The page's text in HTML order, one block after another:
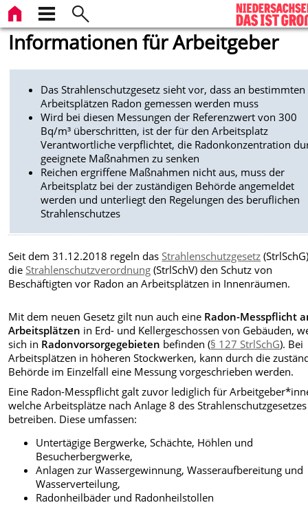
Informationen für Arbeitgeber
Das Strahlenschutzgesetz sieht vor, dass an bestimmten
Arbeitsplätzen Radon gemessen werden muss
Wird bei diesen Messungen der Referenzwert von 300
Bq/m³ überschritten, ist der für den Arbeitsplatz
Verantwortliche verpflichtet, die Radonkonzentration
geeignete Maßnahmen zu senken
Reichen ergriffene Maßnahmen nicht aus, muss der
Arbeitsplatz bei der zuständigen Behörde angemeldet
werden und unterliegt den Regelungen des beruflichen
Strahlenschutzes
Seit dem 31.12.2018 regeln dasStrahlenschutzgesetz
dieStrahlenschutzverordnung (StrlSchV) den Schutz von
Beschäftigten vor Radon an Arbeitsplätzen in Innenräumen.
Mit dem neuen Gesetz gilt nun auch eine Radon-Messpflicht
Arbeitsplätzen in Erd- und Kellergeschossen von Gebäuden,
sich in Radonvorsorgegebieten befinden (§ 127 StrlSchG). Bei
Arbeitsplätzen in höheren Stockwerken, kann durch die
Behörde im Einzelfall eine Messung vorgeschrieben werden.
Eine Radon-Messpflicht galt zuvor lediglich für
welche Arbeitsplätze nach Anlage 8 des Strahlenschutzgesetzes
betreiben. Diese umfassen:
Untertägige Bergwerke, Schächte, Höhlen und
Besucherbergwerke,
Anlagen zur Wassergewinnung, Wasseraufbereitung und
Wasserverteilung,
Radonheilbäder und Radonheilstollen